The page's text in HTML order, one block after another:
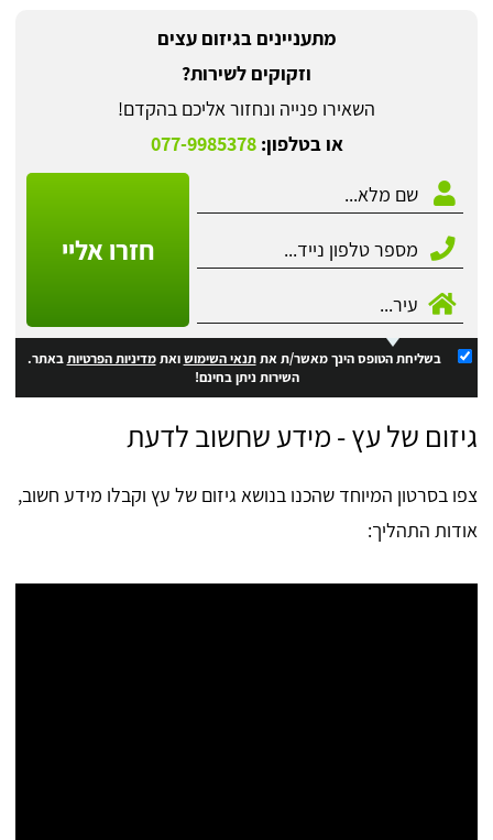
מתעניינים בגיזום עצים
וזקוקים לשירות?
השאירו פנייה ונחזור אליכם בהקדם!
או בטלפון:077-9985378
חזרו אליי
בשליחת הטופס הינך מאשר/ת אתתנאי השימושואתמדיניות הפרטיותבאתר.
השירות ניתן בחינם!
גיזום של עץ - מידע שחשוב לדעת
צפו בסרטון המיוחד שהכנו בנושא גיזום של עץ וקבלו מידע חשוב,
אודות התהליך: